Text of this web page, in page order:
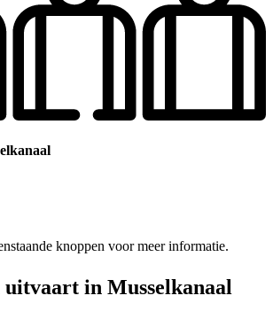
knoppen voor meer informatie.
uitvaart in Musselkanaal